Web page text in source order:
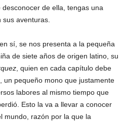
de ella, tengas una
aventuras.
sí, se nos presenta a la pequeña
de siete años de origen latino, su
, quien en cada capítulo debe
, un pequeño mono que justamente
labores al mismo tiempo que
Esto la va a llevar a conocer
mundo, razón por la que la